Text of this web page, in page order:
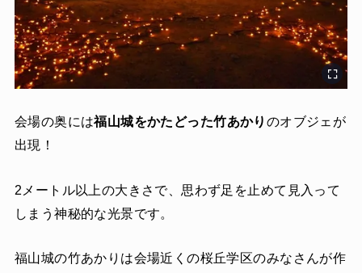
会場の奥には福山城をかたどった竹あかり のオブジェが
出現！
2メートル以上の大きさで、思わず足を止めて見入って
しまう神秘的な光景です。
福山城の竹あかりは会場近くの桜丘学区のみなさんが作